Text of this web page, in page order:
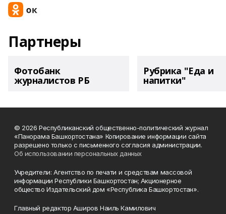
Партнеры
Фотобанк
журналистов РБ
Рубрика "Еда и
напитки"
© 2026 Республиканский общественно-политический журнал
«Панорама Башкортостана» Копирование информации сайта
разрешено только с письменного согласия администрации.
Об использовании персональных данных
Учредители: Агентство по печати и средствам массовой
информации Республики Башкортостан; Акционерное
общество Издательский дом «Республика Башкортостан».
Главный редактор Аширов Наиль Камилович